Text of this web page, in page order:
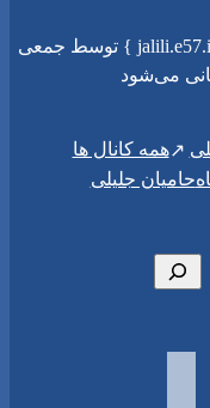
وبگاه دکتر سعید جلیلی {غیر رسمی} { jalili.e57.ir } توسط جمعی
می‌شود
همه کانال ها
حامیان جلیلی